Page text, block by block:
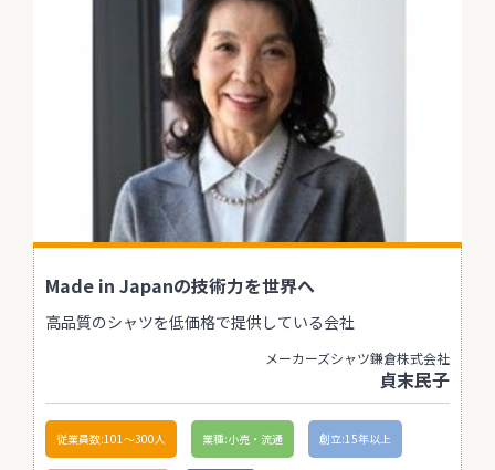
Made in Japanの技術力を世界へ
高品質のシャツを低価格で提供している会社
メーカーズシャツ鎌倉株式会社
貞末民子
従業員数:101〜300人 業種:小売・流通 創立:15年以上